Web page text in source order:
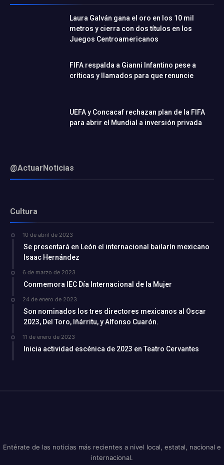
Laura Galván gana el oro en los 10 mil
metros y cierra con dos títulos en los
Juegos Centroamericanos
FIFA respalda a Gianni Infantino pese a
críticas y llamados para que renuncie
UEFA y Concacaf rechazan plan de la FIFA
para abrir el Mundial a inversión privada
@ActuarNoticias
Cultura
10 de abril de 2023
Se presentará en León el internacional bailarín mexicano
Isaac Hernández
6 de marzo de 2023
Conmemora IEC Día Internacional de la Mujer
24 de enero de 2023
Son nominados los tres directores mexicanos al Oscar
2023, Del Toro, Iñárritu, y Alfonso Cuarón.
11 de enero de 2023
Inicia actividad escénica de 2023 en Teatro Cervantes
Entérate de las noticias más recientes a nivel local, estatal, nacional e
internacional.